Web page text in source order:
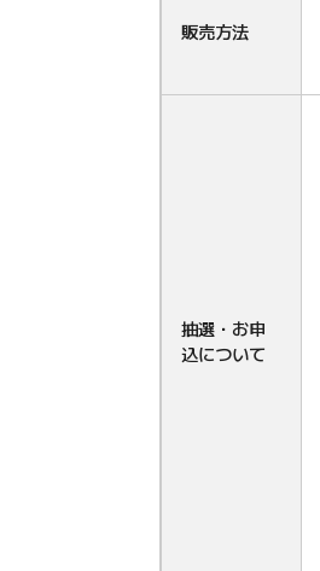
販売方法
抽選・お申
込について